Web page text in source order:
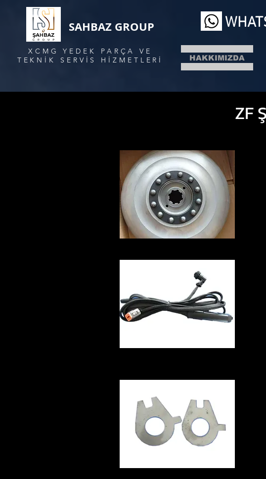
SAHBAZ GROUP
XCMG YEDEK PARÇA VE
TEKNİK SERVİS HİZMETLERİ
HAKKIMIZDA
ZF